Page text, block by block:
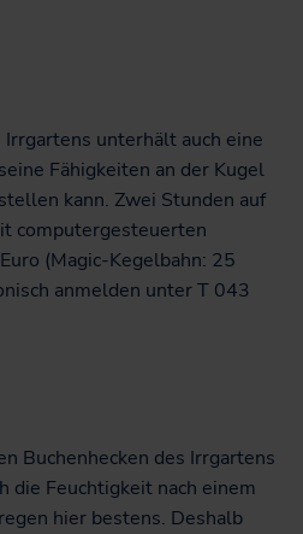
unterhält auch eine
Fähigkeiten an der Kugel
kann. Zwei Stunden auf
computergesteuerten
(Magic-Kegelbahn: 25
anmelden unter T 043
Buchenhecken des Irrgartens
die Feuchtigkeit nach einem
hier bestens. Deshalb